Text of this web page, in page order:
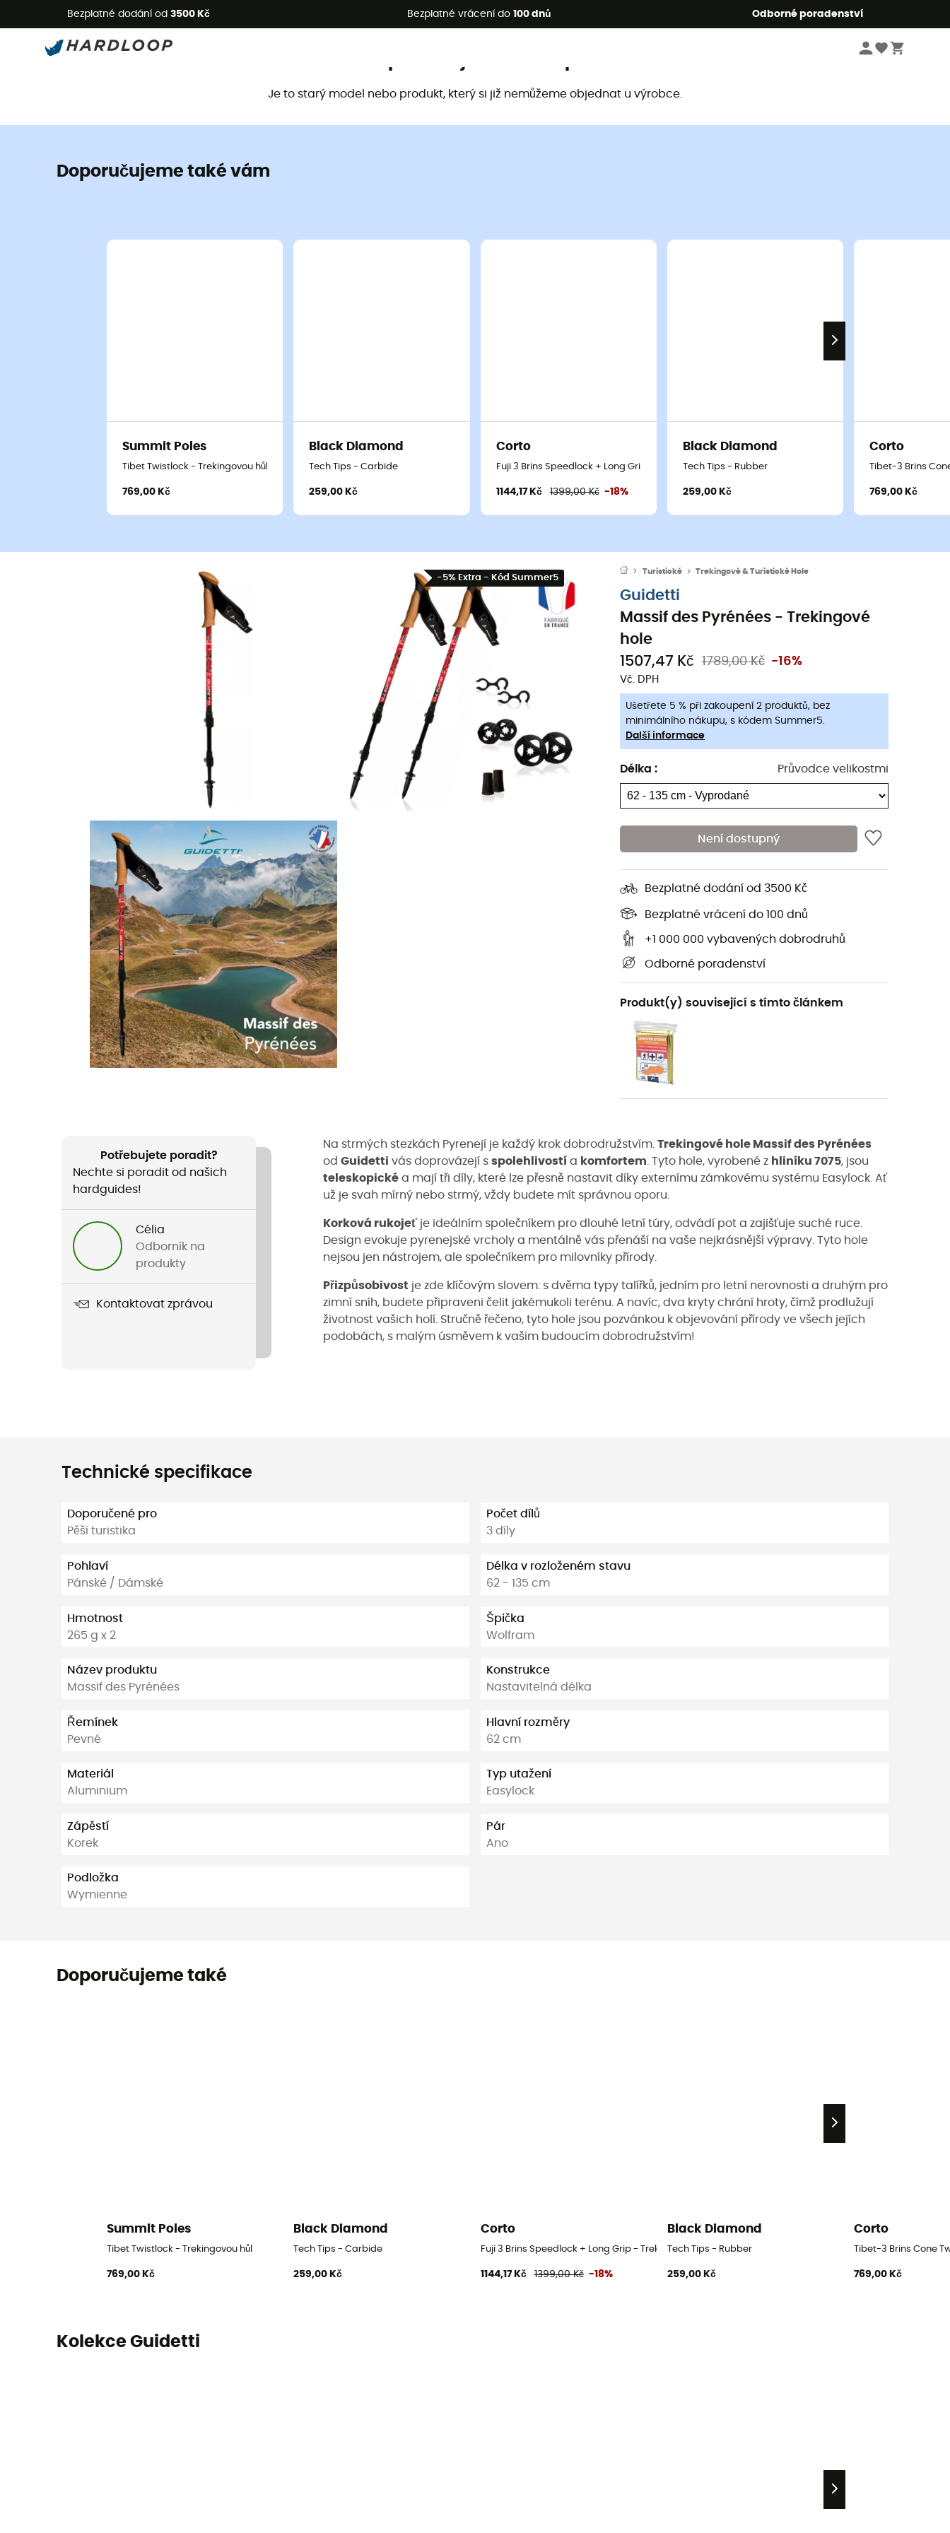
Bezplatné dodání od 3500 Kč Bezplatné vrácení do 100 dnů Odborné poradenství
Letní akce 🔥 -5 % EXTRA při nákupu 2 produktů* s kódem Summer5
Je to starý model nebo produkt, který si již nemůžeme objednat u výrobce.
Doporučujeme také vám
Summit Poles
Tibet Twistlock - Trekingovou hůl
769,00 Kč
Black Diamond
Tech Tips - Carbide
259,00 Kč
Corto
Fuji 3 Brins Speedlock + Long Grip - Trekingové hole
1144,17 Kč 1399,00 Kč -18%
Black Diamond
Tech Tips - Rubber
259,00 Kč
Corto
Tibet-3 Brins
769,00 Kč
-5% Extra - Kód Summer5
Turistické Trekingové & Turistické Hole
Guidetti
Massif des Pyrénées - Trekingové
hole
1507,47 Kč
1789,00 Kč -16%
Vč. DPH
Ušetřete 5 % při zakoupení 2 produktů, bez
minimálního nákupu, s kódem Summer5.
Další informace
Délka : Průvodce velikostmi
Není dostupný
Bezplatné dodání od 3500 Kč
Bezplatné vrácení do 100 dnů
+1 000 000 vybavených dobrodruhů
Odborné poradenství
Produkt(y) související s tímto článkem
Potřebujete poradit?
Nechte si poradit od našich
hardguides!
Célia
Odborník na
produkty
Kontaktovat zprávou
Na strmých stezkách Pyrenejí je každý krok dobrodružstvím. Trekingové hole Massif des Pyrénées
od Guidetti vás doprovázejí s spolehlivostí a komfortem . Tyto hole, vyrobené z hliníku 7075, jsou
teleskopické a mají tři díly, které lze přesně nastavit díky externímu zámkovému systému Easylock. Ať
už je svah mírný nebo strmý, vždy budete mít správnou oporu.
Korková rukojeť je ideálním společníkem pro dlouhé letní túry, odvádí pot a zajišťuje suché ruce.
Design evokuje pyrenejské vrcholy a mentálně vás přenáší na vaše nejkrásnější výpravy. Tyto hole
nejsou jen nástrojem, ale společníkem pro milovníky přírody.
Přizpůsobivost je zde klíčovým slovem: s dvěma typy talířků, jedním pro letní nerovnosti a druhým pro
zimní sníh, budete připraveni čelit jakémukoli terénu. A navíc, dva kryty chrání hroty, čímž prodlužují
životnost vašich holí. Stručně řečeno, tyto hole jsou pozvánkou k objevování přírody ve všech jejích
podobách, s malým úsměvem k vašim budoucím dobrodružstvím!
Technické specifikace
Doporučené pro
Pěší turistika
Pohlaví
Pánské / Dámské
Hmotnost
265 g x 2
Název produktu
Massif des Pyrénées
Řemínek
Pevné
Materiál
Aluminium
Zápěstí
Korek
Podložka
Wymienne
Počet dílů
3 díly
Délka v rozloženém stavu
62 - 135 cm
Špička
Wolfram
Konstrukce
Nastavitelná délka
Hlavní rozměry
62 cm
Typ utažení
Easylock
Pár
Ano
Doporučujeme také
Summit Poles
Tibet Twistlock - Trekingovou hůl
769,00 Kč
Black Diamond
Tech Tips - Carbide
259,00 Kč
Corto
Fuji 3 Brins Speedlock + Long Grip - Trekingové hole
1144,17 Kč 1399,00 Kč -18%
Black Diamond
Tech Tips - Rubber
259,00 Kč
Corto
Tibet-3 Brins Cone
769,00 Kč
Kolekce Guidetti